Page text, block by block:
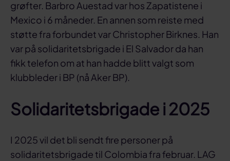
grøfter. Barbro Auestad var hos Zapatistene i
Mexico i 6 måneder. En annen som reiste med
støtte fra forbundet var Christopher Birknes. Han
var på solidaritetsbrigade i El Salvador da han
fikk telefon om at han hadde blitt valgt som
klubbleder i BP (nå Aker BP).
Solidaritetsbrigade i 2025
I 2025 vil det bli sendt fire personer på
solidaritetsbrigade til Colombia fra februar. LAG